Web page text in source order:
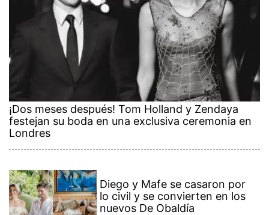
¡Dos meses después! Tom Holland y Zendaya
festejan su boda en una exclusiva ceremonia en
Londres
Diego y Mafe se casaron por
lo civil y se convierten en los
nuevos De Obaldía